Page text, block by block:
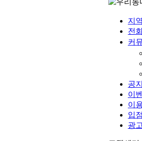
지
전
커
공
이
이
입
광